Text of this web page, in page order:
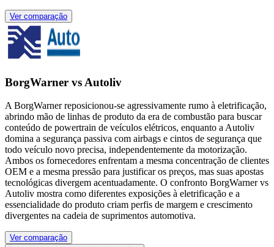
Ver comparação
BorgWarner vs Autoliv
A BorgWarner reposicionou-se agressivamente rumo à eletrificação,
abrindo mão de linhas de produto da era de combustão para buscar
conteúdo de powertrain de veículos elétricos, enquanto a Autoliv
domina a segurança passiva com airbags e cintos de segurança que
todo veículo novo precisa, independentemente da motorização.
Ambos os fornecedores enfrentam a mesma concentração de clientes
OEM e a mesma pressão para justificar os preços, mas suas apostas
tecnológicas divergem acentuadamente. O confronto BorgWarner vs
Autoliv mostra como diferentes exposições à eletrificação e a
essencialidade do produto criam perfis de margem e crescimento
divergentes na cadeia de suprimentos automotiva.
Ver comparação